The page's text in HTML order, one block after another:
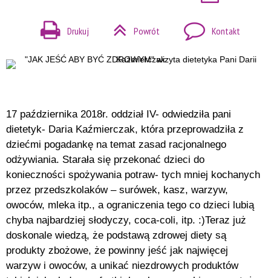
Drukuj Powrót Kontakt
17 października 2018r. oddział IV- odwiedziła pani
dietetyk- Daria Kaźmierczak, która przeprowadziła z
dziećmi pogadankę na temat zasad racjonalnego
odżywiania. Starała się przekonać dzieci do
konieczności spożywania potraw- tych mniej kochanych
przez przedszkolaków – surówek, kasz, warzyw,
owoców, mleka itp., a ograniczenia tego co dzieci lubią
chyba najbardziej słodyczy, coca-coli, itp. :)Teraz już
doskonale wiedzą, że podstawą zdrowej diety są
produkty zbożowe, że powinny jeść jak najwięcej
warzyw i owoców, a unikać niezdrowych produktów